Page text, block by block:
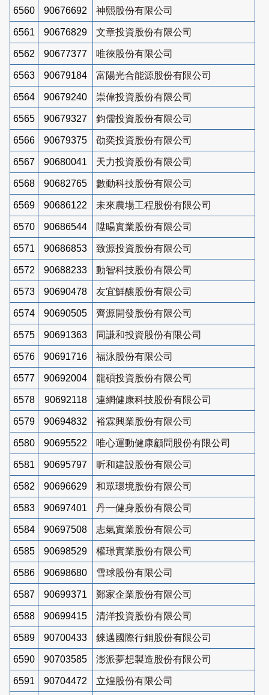
6560 90676692 神熙股份有限公司
6561 90676829 文章投資股份有限公司
6562 90677377 唯徠股份有限公司
6563 90679184 富陽光合能源股份有限公司
6564 90679240 崇偉投資股份有限公司
6565 90679327 鈞儒投資股份有限公司
6566 90679375 劭奕投資股份有限公司
6567 90680041 天力投資股份有限公司
6568 90682765 數動科技股份有限公司
6569 90686122 未來農場工程股份有限公司
6570 90686544 陞暘實業股份有限公司
6571 90686853 致源投資股份有限公司
6572 90688233 動智科技股份有限公司
6573 90690478 友宜鮮釀股份有限公司
6574 90690505 齊源開發股份有限公司
6575 90691363 同謙和投資股份有限公司
6576 90691716 福泳股份有限公司
6577 90692004 龍碩投資股份有限公司
6578 90692118 連網健康科技股份有限公司
6579 90694832 裕霖興業股份有限公司
6580 90695522 唯心運動健康顧問股份有限公司
6581 90695797 昕和建設股份有限公司
6582 90696629 和眾環境股份有限公司
6583 90697401 丹一健身股份有限公司
6584 90697508 志氣實業股份有限公司
6585 90698529 權璟實業股份有限公司
6586 90698680 雪球股份有限公司
6587 90699371 鄭家企業股份有限公司
6588 90699415 清洋投資股份有限公司
6589 90700433 錸邁國際行銷股份有限公司
6590 90703585 澎派夢想製造股份有限公司
6591 90704472 立煌股份有限公司